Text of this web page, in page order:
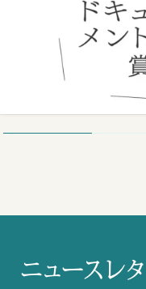
ニュースレ